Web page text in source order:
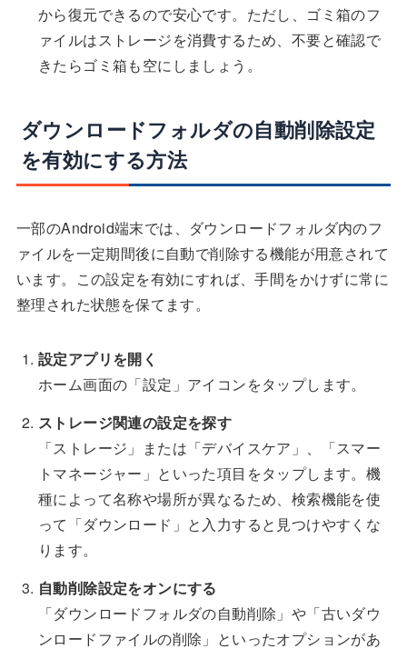
から復元できるので安心です。ただし、ゴミ箱のフ
ァイルはストレージを消費するため、不要と確認で
きたらゴミ箱も空にしましょう。
ダウンロードフォルダの自動削除設定
を有効にする方法
一部のAndroid端末では、ダウンロードフォルダ内のフ
ァイルを一定期間後に自動で削除する機能が用意されて
います。この設定を有効にすれば、手間をかけずに常に
整理された状態を保てます。
設定アプリを開く
ホーム画面の「設定」アイコンをタップします。
ストレージ関連の設定を探す
「ストレージ」または「デバイスケア」、「スマー
トマネージャー」といった項目をタップします。機
種によって名称や場所が異なるため、検索機能を使
って「ダウンロード」と入力すると見つけやすくな
ります。
自動削除設定をオンにする
「ダウンロードフォルダの自動削除」や「古いダウ
ンロードファイルの削除」といったオプションがあ